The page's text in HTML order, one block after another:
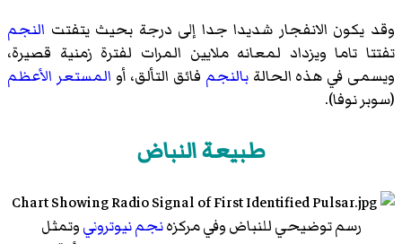
وقد يكون الانفجار شديدا جدا إلى درجة بحيث يتفتت النجم
تفتتا تاما ويزداد لمعانه ملايين المرات لفترة زمنية قصيرة،
ويسمى في هذه الحالةبالنجم فائق التألق، أو المستعر الأعظم
(سوبر نوفا).
طبيعة النباض
رسم توضيحي للنباض وفي مركزهنجم نيوترونيوتمثل